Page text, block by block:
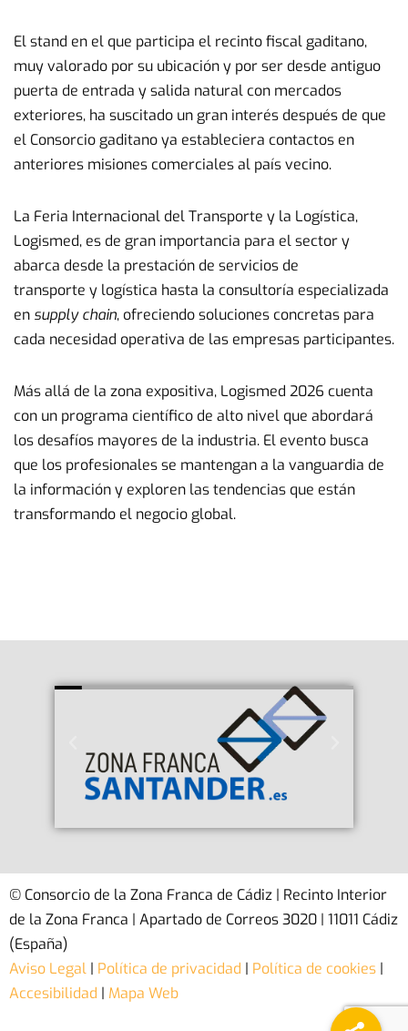
El stand en el que participa el recinto fiscal gaditano,
muy valorado por su ubicación y por ser desde antiguo
puerta de entrada y salida natural con mercados
exteriores, ha suscitado un gran interés después de que
el Consorcio gaditano ya estableciera contactos en
anteriores misiones comerciales al país vecino.
La Feria Internacional del Transporte y la Logística,
Logismed, es de gran importancia para el sector y
abarca desde la prestación de servicios de
transporte y logística hasta la consultoría especializada
en supply chain, ofreciendo soluciones concretas para
cada necesidad operativa de las empresas participantes.
Más allá de la zona expositiva, Logismed 2026 cuenta
con un programa científico de alto nivel que abordará
los desafíos mayores de la industria. El evento busca
que los profesionales se mantengan a la vanguardia de
la información y exploren las tendencias que están
transformando el negocio global.
© Consorcio de la Zona Franca de Cádiz | Recinto Interior
de la Zona Franca | Apartado de Correos 3020 | 11011 Cádiz
(España)
Aviso Legal | Política de privacidad | Política de cookies |
Accesibilidad | Mapa Web